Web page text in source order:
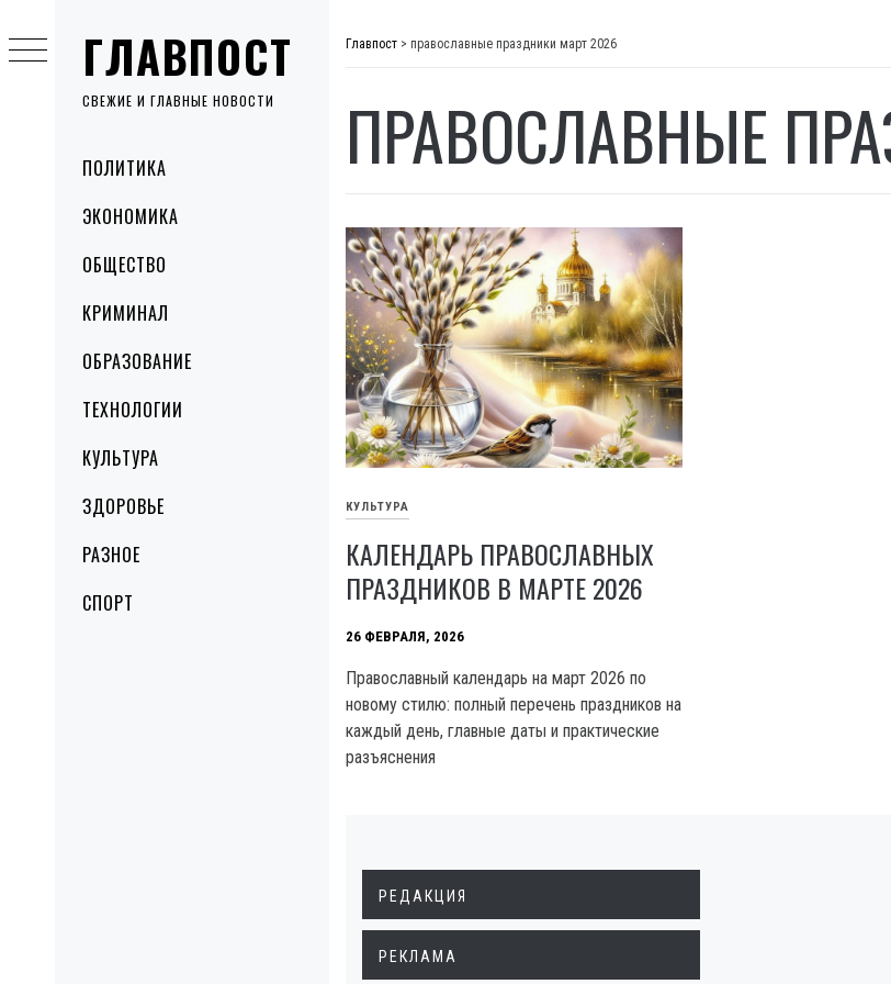
ГЛАВПОСТ
СВЕЖИЕ И ГЛАВНЫЕ НОВОСТИ
MenuПОЛИТИКА
ЭКОНОМИКА
ОБЩЕСТВО
КРИМИНАЛ
ОБРАЗОВАНИЕ
ТЕХНОЛОГИИ
КУЛЬТУРА
ЗДОРОВЬЕ
РАЗНОЕ
СПОРТ
to
content
Главпост > православные праздники март 2026
ПРАВОСЛАВНЫЕ
КУЛЬТУРА
КАЛЕНДАРЬ ПРАВОСЛАВНЫХ
ПРАЗДНИКОВ В МАРТЕ 2026
26 ФЕВРАЛЯ, 2026
Православный календарь на март 2026 по
новому стилю: полный перечень праздников на
каждый день, главные даты и практические
разъяснения
РЕДАКЦИЯ
РЕКЛАМА